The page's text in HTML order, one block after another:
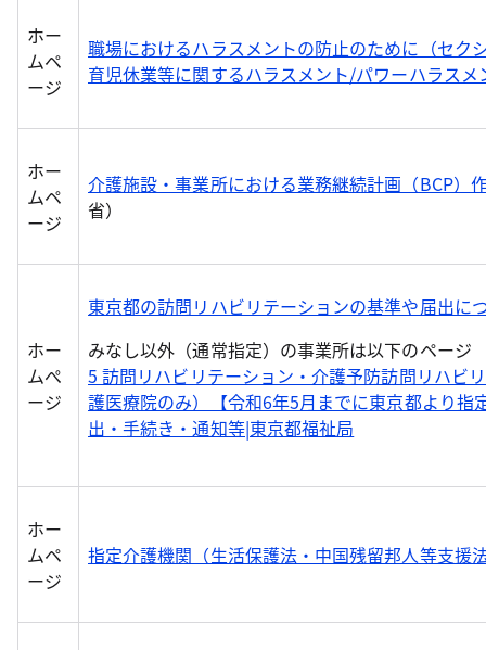
ホー
ムペ
ージ
職場におけるハラスメントの防止のために（セク
育児休業等に関するハラスメント/パワーハラスメ
ホー
ムペ
ージ
介護施設・事業所における業務継続計画（BCP）
省）
ホー
ムぺ
ージ
東京都の訪問リハビリテーションの基準や届出に
みなし以外（通常指定）の事業所は以下のページ
5 訪問リハビリテーション・介護予防訪問リハビ
護医療院のみ）【令和6年5月までに東京都より指
出・手続き・通知等|東京都福祉局
ホー
ムペ
ージ
指定介護機関（生活保護法・中国残留邦人等支援